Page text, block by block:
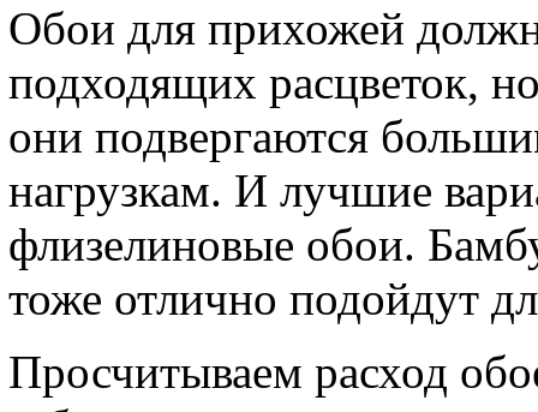
Обои для прихожей
подходящих расцветок,
они подвергаются
нагрузкам. И лучшие
флизелиновые обои.
тоже отлично подойдут
Просчитываем расход